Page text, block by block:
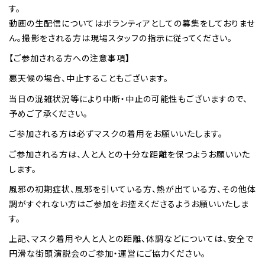
す。
動画の生配信についてはボランティアとしての募集をしておりませ
ん。撮影をされる方は現場スタッフの指示に従ってください。
【ご参加される方への注意事項】
悪天候の場合、中止することもございます。
当日の混雑状況等により中断・中止の可能性もございますので、
予めご了承ください。
ご参加される方は必ずマスクの着用をお願いいたします。
ご参加される方は、人と人との十分な距離を保つようお願いいた
します。
風邪の初期症状、風邪を引いている方、熱が出ている方、その他体
調がすぐれない方はご参加をお控えくださるようお願いいたしま
す。
上記、マスク着用や人と人との距離、体調などについては、安全で
円滑な街頭演説会のご参加・運営にご協力ください。